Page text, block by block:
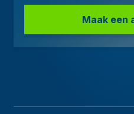
Maak een